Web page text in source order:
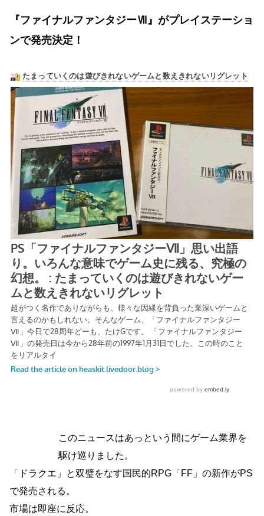
『ファイナルファンタジーⅦ』がプレイステーショ
ンで発売決定！
このニュースはあっという間にゲーム業界を
駆け巡りました。
「ドラクエ」と双璧をなす国民的RPG「FF」の新作がPS
で発売される。
市場は即座に反応。